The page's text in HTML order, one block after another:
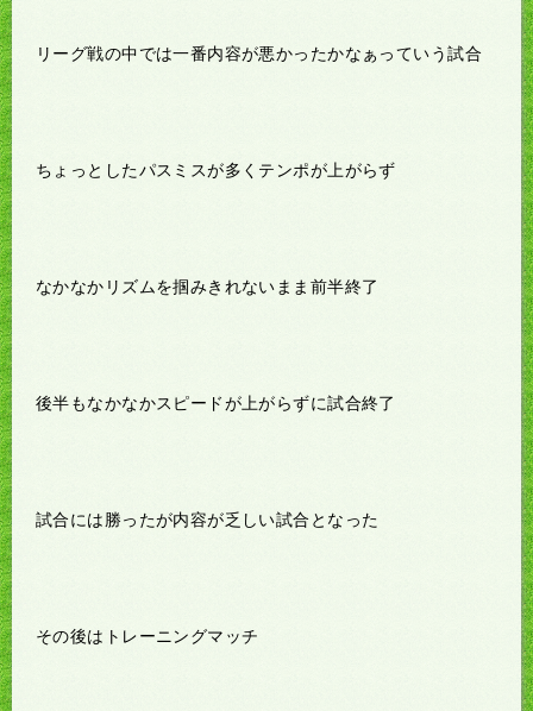
リーグ戦の中では一番内容が悪かったかなぁっていう試合
ちょっとしたパスミスが多くテンポが上がらず
なかなかリズムを掴みきれないまま前半終了
後半もなかなかスピードが上がらずに試合終了
試合には勝ったが内容が乏しい試合となった
その後はトレーニングマッチ